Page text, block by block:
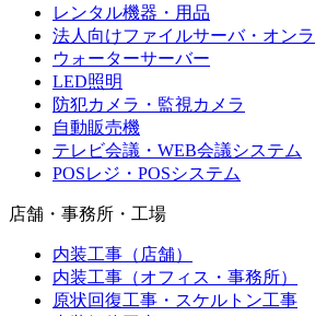
レンタル機器・用品
法人向けファイルサーバ・オン
ウォーターサーバー
LED照明
防犯カメラ・監視カメラ
自動販売機
テレビ会議・WEB会議システム
POSレジ・POSシステム
店舗・事務所・工場
内装工事（店舗）
内装工事（オフィス・事務所）
原状回復工事・スケルトン工事